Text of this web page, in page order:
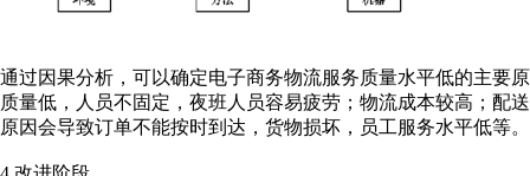
通过因果分析，可以确定电子商务物流服务质量水平低的主要
质量低，人员不固定，夜班人员容易疲劳；物流成本较高；配
原因会导致订单不能按时到达，货物损坏，员工服务水平低等